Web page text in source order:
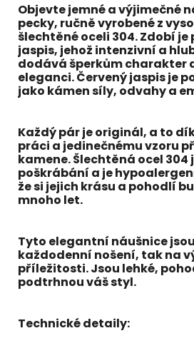
Objevte jemné a výjimečné
pecky, ručně vyrobené z
šlechtěné oceli 304. Zdobí
jaspis, jehož intenzivní a
dodává šperkům charakter
eleganci. Červený jaspis je
jako kámen síly, odvahy a
Každý pár je originál, a to
práci a jedinečnému vzoru
kamene. Šlechtěná ocel
poškrábání a je
že si jejich krásu a pohodlí
mnoho let.
Tyto elegantní náušnice
každodenní nošení, tak na
příležitosti. Jsou lehké,
podtrhnou váš styl.
Technické detaily: